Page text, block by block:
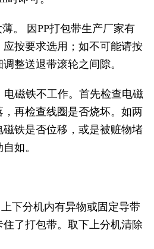
。 因PP打包带生产厂家有
按要求选用；如不可能请按
整送退带滚轮之间隙。
电磁铁不工作。首先检查电磁
再检查线圈是否烧坏。如两
铁是否位移，或是被赃物堵
如。
下分机内有异物或固定导带
了打包带。取下上分机清除